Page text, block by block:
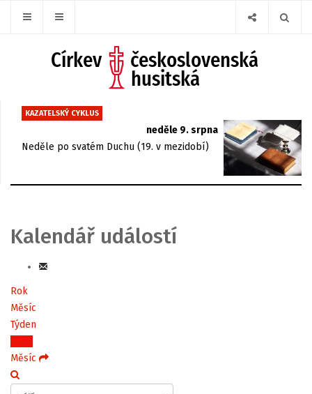
KAZATELSKÝ CYKLUS
neděle 9. srpna
Neděle po svatém Duchu (19. v mezidobí)
Kalendář událostí
Rok
Měsíc
Týden
Dnes
Měsíc